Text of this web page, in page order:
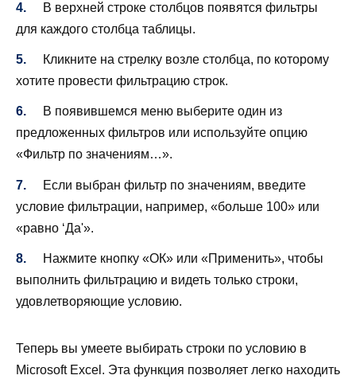
В верхней строке столбцов появятся фильтры
для каждого столбца таблицы.
Кликните на стрелку возле столбца, по которому
хотите провести фильтрацию строк.
В появившемся меню выберите один из
предложенных фильтров или используйте опцию
«Фильтр по значениям…».
Если выбран фильтр по значениям, введите
условие фильтрации, например, «больше 100» или
«равно ‘Да'».
Нажмите кнопку «ОК» или «Применить», чтобы
выполнить фильтрацию и видеть только строки,
удовлетворяющие условию.
Теперь вы умеете выбирать строки по условию в
Microsoft Excel. Эта функция позволяет легко находить